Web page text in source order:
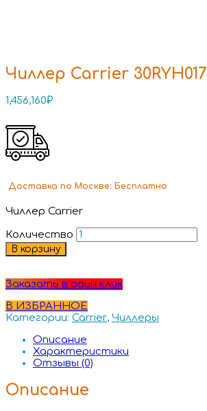
Чиллер Carrier 30RYH017
1,456,160₽
Доставка по Москве: Бесплатно
Чиллер Carrier
Количество
В корзину
Заказать в один клик
В ИЗБРАННОЕ
Категории: Carrier, Чиллеры
Описание
Характеристики
Отзывы (0)
Описание